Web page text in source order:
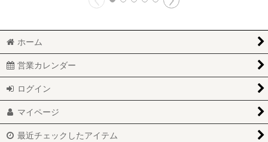
ホーム
営業カレンダー
ログイン
マイページ
最近チェックしたアイテム